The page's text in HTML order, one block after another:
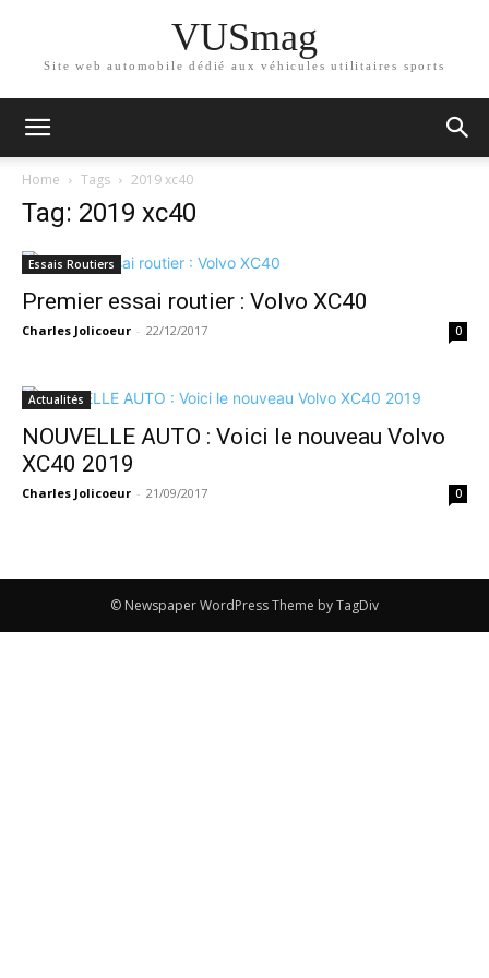
VUSmag
Site web automobile dédié aux véhicules utilitaires sports
Home Tags 2019 xc40
Tag: 2019 xc40
Essais Routiers
Premier essai routier : Volvo XC40
Charles Jolicoeur - 22/12/2017 0
Actualités
NOUVELLE AUTO : Voici le nouveau Volvo
XC40 2019
Charles Jolicoeur - 21/09/2017 0
© Newspaper WordPress Theme by TagDiv